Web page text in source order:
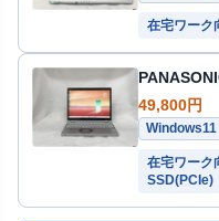
在宅ワーク
49,800円
Windows11
在宅ワーク
SSD(PCIe)